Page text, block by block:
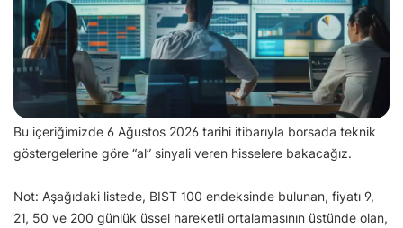
Bu içeriğimizde 6 Ağustos 2026 tarihi itibarıyla borsada teknik
göstergelerine göre “al” sinyali veren hisselere bakacağız.
Not: Aşağıdaki listede, BIST 100 endeksinde bulunan, fiyatı 9,
21, 50 ve 200 günlük üssel hareketli ortalamasının üstünde olan,